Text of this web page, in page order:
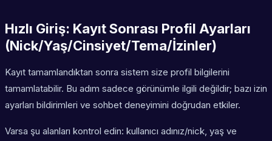
Hızlı Giriş: Kayıt Sonrası Profil Ayarları
(Nick/Yaş/Cinsiyet/Tema/İzinler)
Kayıt tamamlandıktan sonra sistem size profil bilgilerini
tamamlatabilir. Bu adım sadece görünümle ilgili değildir; bazı izin
ayarları bildirimleri ve sohbet deneyimini doğrudan etkiler.
Varsa şu alanları kontrol edin: kullanıcı adınız/nick, yaş ve